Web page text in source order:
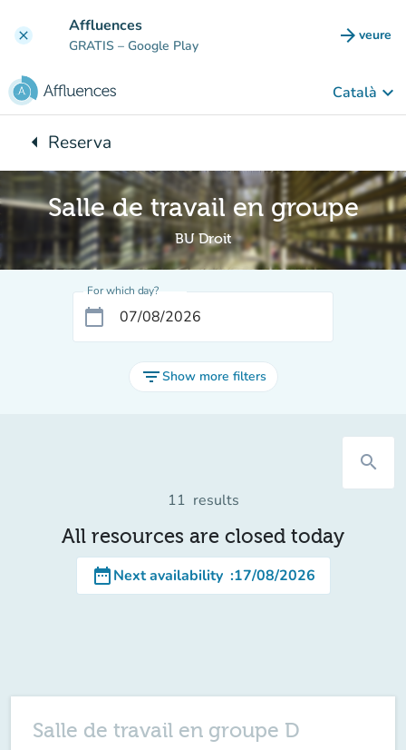
clear Affluences
GRATIS – Google Play arrow_forward veure
(new
Català keyboard_arrow_down
arrow_leftBack to:
Reserva
Salle de travail en groupe
BU Droit
For which day?
calendar_today
filter_listShow more filters
search
11 results
All resources are closed today
date_rangeNext availability :17/08/2026
Salle de travail en groupe D